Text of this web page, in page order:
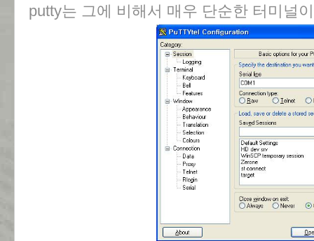
putty는 그에 비해서 매우 단순한 터미널